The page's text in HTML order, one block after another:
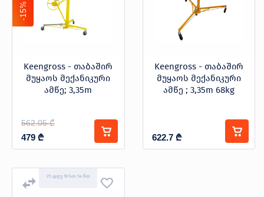
-15%
Keengross - თაბაშირ
მუყაოს მექანიკური
ამწე; 3,35m
562.05 ₾
479 ₾
Keengross - თაბაშირ
მუყაოს მექანიკური
ამწე ; 3,35m 68kg
622.7 ₾
25 დღე 10 სთ 54 წთ
პროდუქცია
შეთავაზებები ბრენდები
სოც.
ქსელები